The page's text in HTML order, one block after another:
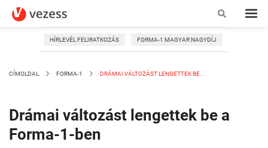
HÍRLEVÉL FELIRATKOZÁS FORMA-1 MAGYAR NAGYDÍJ
CÍMOLDAL FORMA-1 DRÁMAI VÁLTOZÁST LENGETTEK BE...
Drámai változást lengettek be a
Forma-1-ben